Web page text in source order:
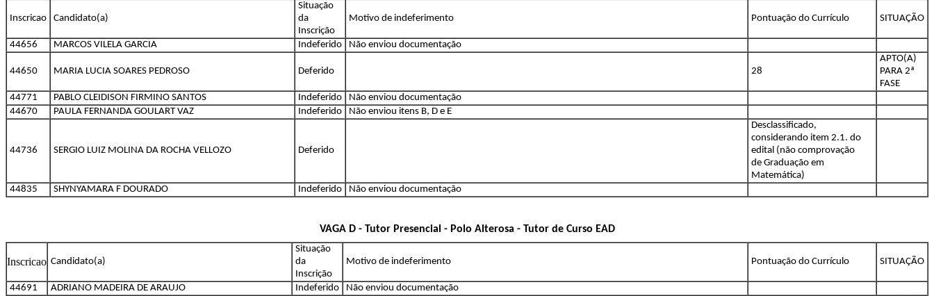
Inscricao Candidato(a)
Situação
da
Inscrição
Motivo de indeferimento Pontuação do Currículo SITUAÇÃO
44656 MARCOS VILELA GARCIA Indeferido Não enviou documentação
44650 MARIA LUCIA SOARES PEDROSO Deferido 28
APTO(A)
PARA 2ª
FASE
44771
PABLO CLEIDISON FIRMINO SANTOS Indeferido
Não enviou documentação
44670
PAULA FERNANDA GOULART VAZ Indeferido Não enviou itens B, D e E
44736 SERGIO LUIZ MOLINA DA ROCHA VELLOZO Deferido
Desclassificado,
considerando item 2.1. do
edital (não comprovação
de Graduação em
Matemática)
44835
SHYNYAMARA F DOURADO Indeferido Não enviou documentação
VAGA D - Tutor Presencial - Polo Alterosa - Tutor de Curso EAD
Inscricao Candidato(a)
Situação
da
Inscrição
Motivo de indeferimento Pontuação do Currículo SITUAÇÃO
44691 ADRIANO MADEIRA DE ARAUJO Indeferido Não enviou documentação